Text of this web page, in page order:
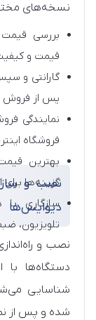
نسخه‌های
بررسی قیمت
قیمت و
گارانتی و
پس از فروش
نمایندگی
فروشگاه
بهترین
گزینه‌ها
سازگاری
تلویزیون،
نصب و
دیوایس‌ها
نصب و
شناسایی
شده و پس از